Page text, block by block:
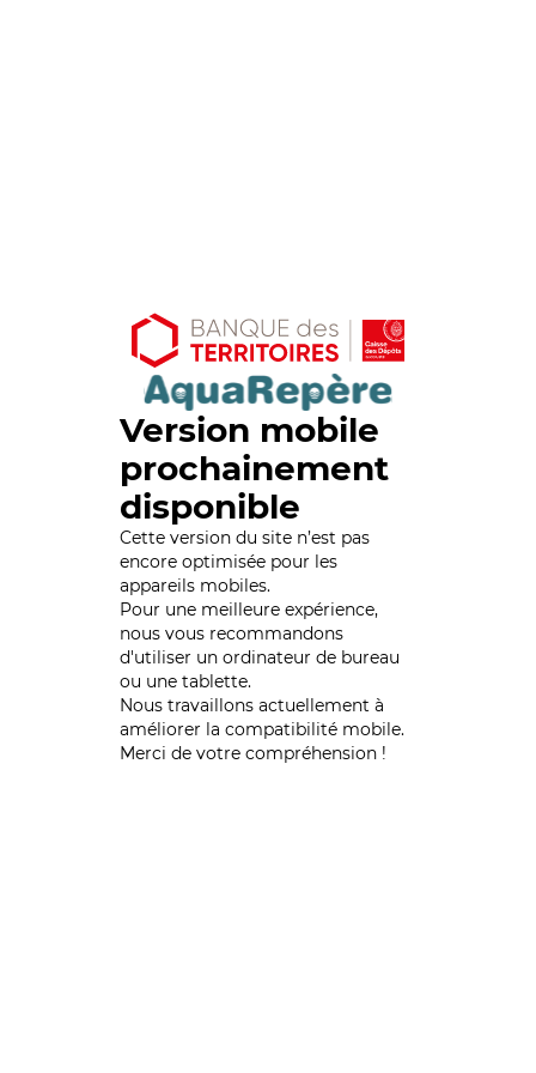
Version mobile
prochainement
disponible
Cette version du site n’est pas
encore optimisée pour les
appareils mobiles.
Pour une meilleure expérience,
nous vous recommandons
d'utiliser un ordinateur de bureau
ou une tablette.
Nous travaillons actuellement à
améliorer la compatibilité mobile.
Merci de votre compréhension !